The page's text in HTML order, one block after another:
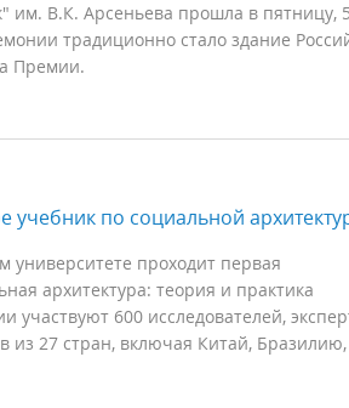
им. В.К. Арсеньева прошла в пятницу,
традиционно стало здание
Премии.
по социальной
университете проходит первая
архитектура: теория и практика
600 исследователей,
из 27 стран, включая Китай,